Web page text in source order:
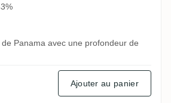
Panama avec une profondeur de
Ajouter au panier